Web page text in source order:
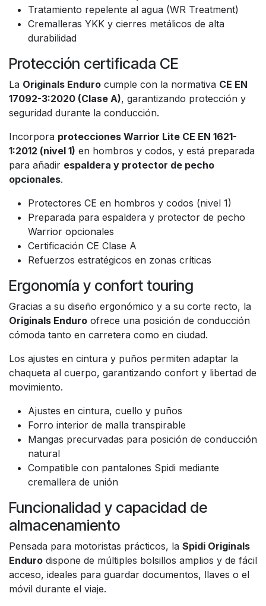
Tratamiento repelente al agua (WR Treatment)
Cremalleras YKK y cierres metálicos de alta
durabilidad
Protección certificada CE
La Originals Enduro cumple con la normativa CE EN
17092-3:2020 (Clase A), garantizando protección y
seguridad durante la conducción.
Incorpora protecciones Warrior Lite CE EN 1621-
1:2012 (nivel 1) en hombros y codos, y está preparada
para añadir espaldera y protector de pecho
opcionales.
Protectores CE en hombros y codos (nivel 1)
Preparada para espaldera y protector de pecho
Warrior opcionales
Certificación CE Clase A
Refuerzos estratégicos en zonas críticas
Ergonomía y confort touring
Gracias a su diseño ergonómico y a su corte recto, la
Originals Enduro ofrece una posición de conducción
cómoda tanto en carretera como en ciudad.
Los ajustes en cintura y puños permiten adaptar la
chaqueta al cuerpo, garantizando confort y libertad de
movimiento.
Ajustes en cintura, cuello y puños
Forro interior de malla transpirable
Mangas precurvadas para posición de conducción
natural
Compatible con pantalones Spidi mediante
cremallera de unión
Funcionalidad y capacidad de
almacenamiento
Pensada para motoristas prácticos, la Spidi Originals
Enduro dispone de múltiples bolsillos amplios y de fácil
acceso, ideales para guardar documentos, llaves o el
móvil durante el viaje.